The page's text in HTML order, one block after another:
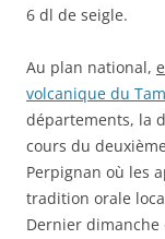
6 dl de seigle.
Au plan national,
volcanique du
départements, la
cours du
Perpignan où les
tradition orale
Dernier dimanche